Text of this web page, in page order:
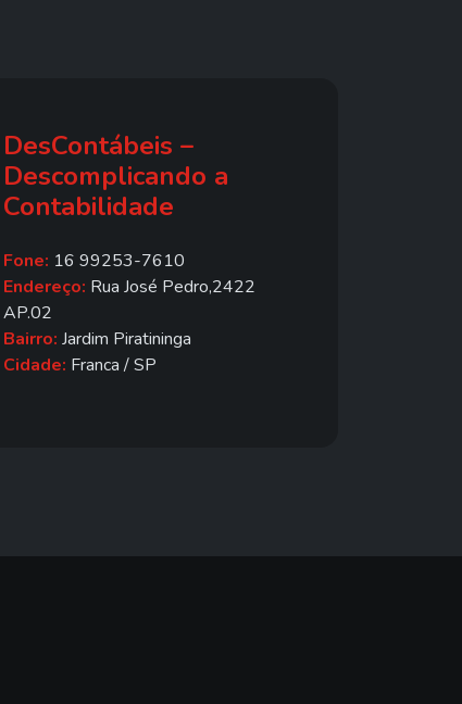
DesContábeis –
Descomplicando a
Contabilidade
Fone: 16 99253-7610
Endereço: Rua José Pedro,2422
AP.02
Bairro: Jardim Piratininga
Cidade: Franca / SP